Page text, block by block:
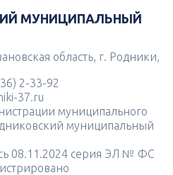
МУНИЦИПАЛЬНЫЙ
область, г. Родники,
2-33-92
37.ru
муниципального
муниципальный
08.11.2024 серия ЭЛ № ФС